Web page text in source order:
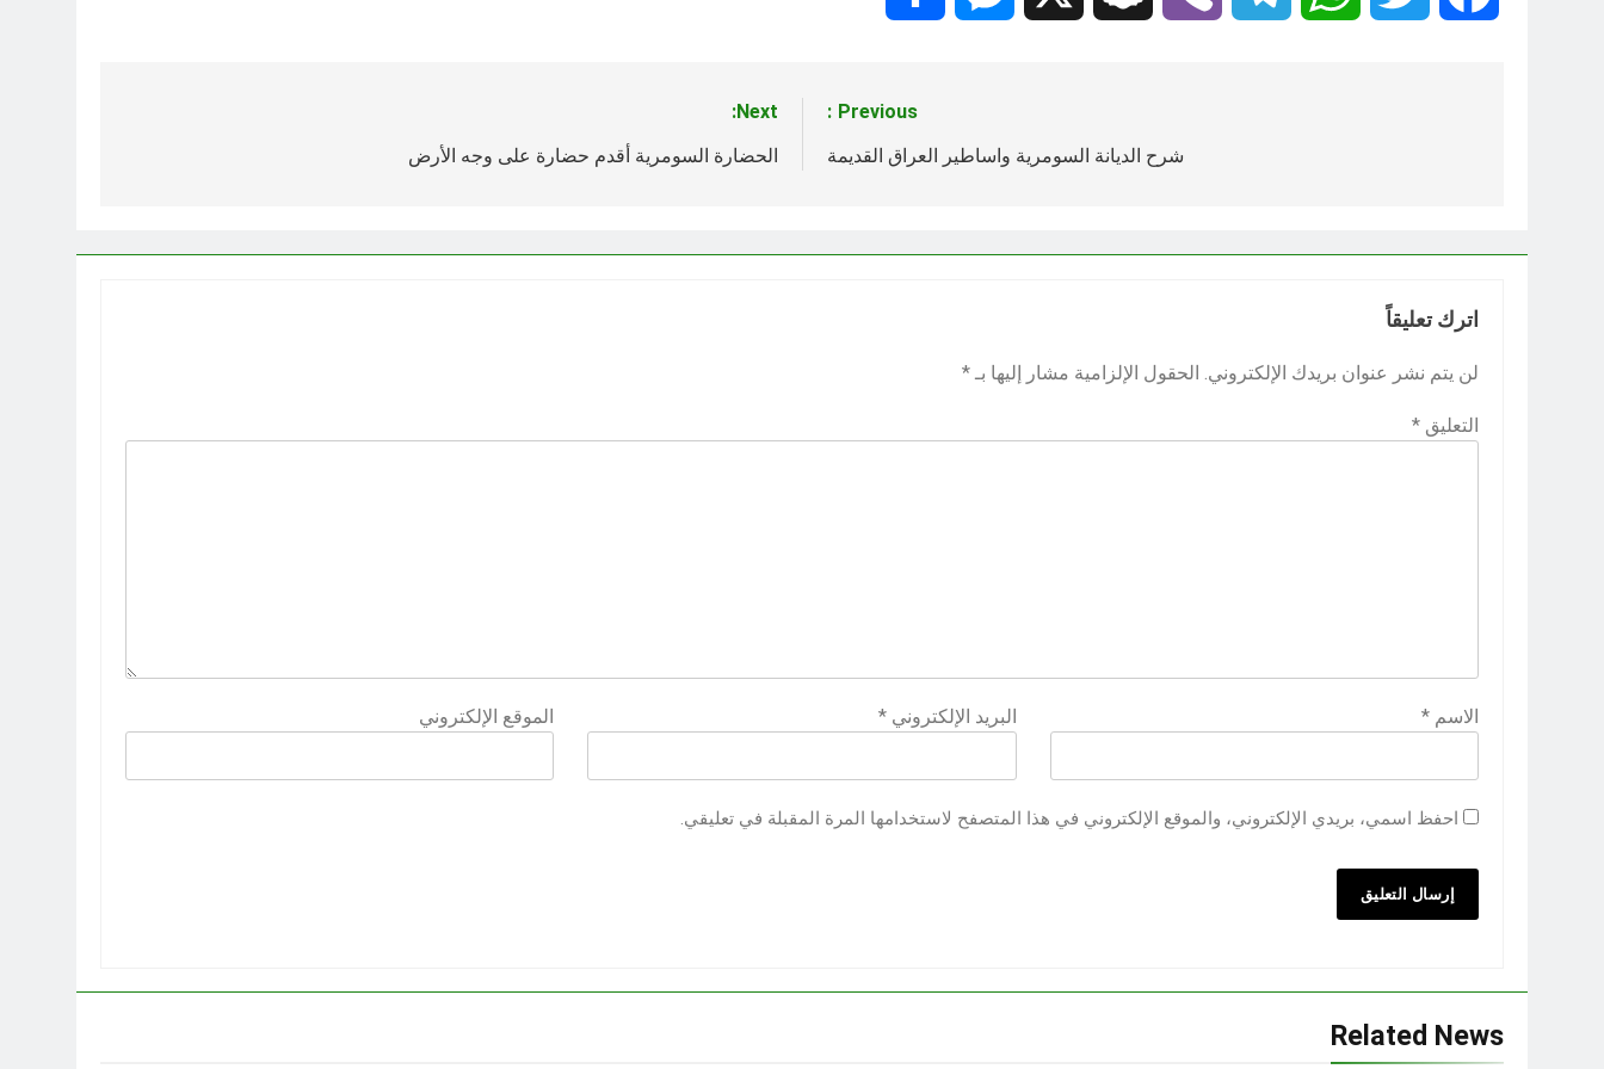
Previous:
شرح الديانة السومرية واساطير العراق القديمة
Next:
الحضارة السومرية أقدم حضارة على وجه الأرض
اترك تعليقاً
لن يتم نشر عنوان بريدك الإلكتروني. الحقول الإلزامية مشار إليها بـ *
التعليق *
الاسم * البريد الإلكتروني* الموقع الإلكتروني
احفظ اسمي، بريدي الإلكتروني، والموقع الإلكتروني في هذا المتصفح لاستخدامها المرة المقبلة في تعليقي.
Related News